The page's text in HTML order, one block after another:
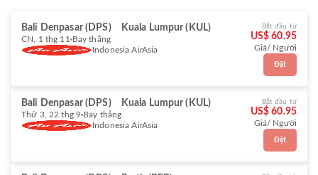
Bali Denpasar (DPS) Kuala Lumpur (KUL)
CN, 1 thg 11 Bay thẳng
Indonesia AirAsia
Bắt đầu từ
US$ 60.95
Giá/ Người
Đặt
Bali Denpasar (DPS) Kuala Lumpur (KUL)
Thứ 3, 22 thg 9 Bay thẳng
Indonesia AirAsia
Bắt đầu từ
US$ 60.95
Giá/ Người
Đặt